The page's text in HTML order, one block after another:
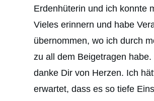
Erdenhüterin und ich konnte
Vieles erinnern und habe
übernommen, wo ich durch
zu all dem Beigetragen habe.
danke Dir von Herzen. Ich
erwartet, dass es so tiefe